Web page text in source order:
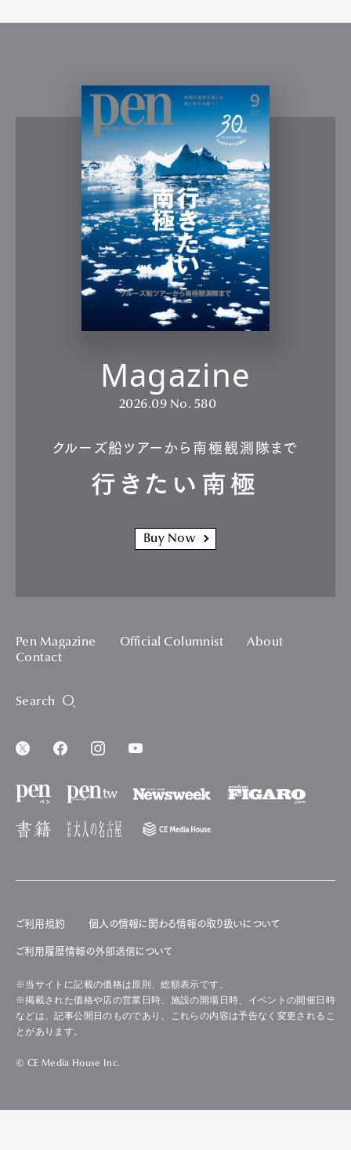
Magazine
2026.09 No. 580
クルーズ船ツアーから南極観測隊まで
行きたい南極
Buy Now
Pen Magazine Official Columnist
About
Contact
Search
ご利用規約 個人の情報に関わる情報の取り扱いについて
ご利用履歴情報の外部送信について
※当サイトに記載の価格は原則、総額表示です。
※掲載された価格や店の営業日時、施設の開場日時、イベントの開催日時
などは、記事公開日のものであり、これらの内容は予告なく変更されるこ
とがあります。
© CE Media House Inc.